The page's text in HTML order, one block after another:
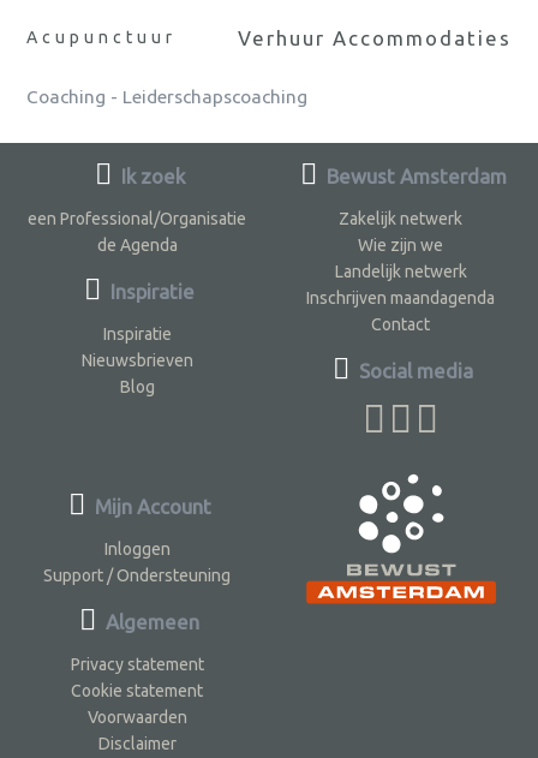
Acupunctuur Verhuur Accommodaties
Coaching - Leiderschapscoaching
Ik zoek
een Professional/Organisatie
de Agenda
Inspiratie
Inspiratie
Nieuwsbrieven
Blog
Bewust Amsterdam
Zakelijk netwerk
Wie zijn we
Landelijk netwerk
Inschrijven maandagenda
Contact
Social media
Mijn Account
Inloggen
Support / Ondersteuning
Algemeen
Privacy statement
Cookie statement
Voorwaarden
Disclaimer